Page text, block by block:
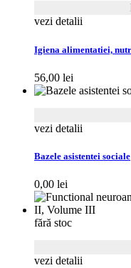
vezi detalii
Igiena alimentatiei,
56,00 lei
vezi detalii
Bazele asistentei sociale
0,00 lei
fără stoc
vezi detalii